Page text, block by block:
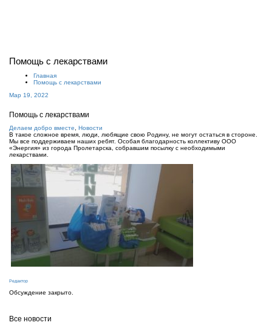
Помощь с лекарствами
Главная
Помощь с лекарствами
Мар 19, 2022
Помощь с лекарствами
Делаем добро вместе
Новости
В такое сложное время, люди, любящие свою Родину, не могут остаться в стороне.
Мы все поддерживаем наших ребят. Особая благодарность коллективу ООО
«Энергия» из города Пролетарска, собравшим посылку с необходимыми
лекарствами.
Редактор
Обсуждение закрыто.
Все новости